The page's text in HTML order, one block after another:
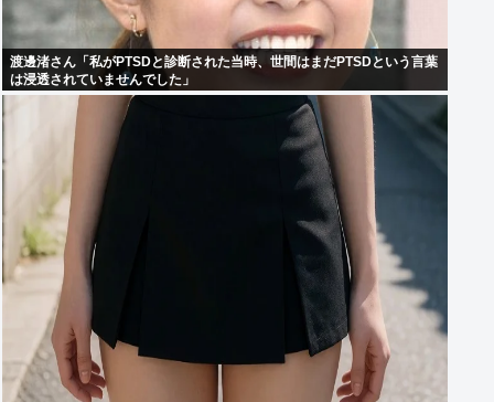
渡邊渚さん「私がPTSDと診断された当時、世間はまだPTSDという言葉
は浸透されていませんでした」